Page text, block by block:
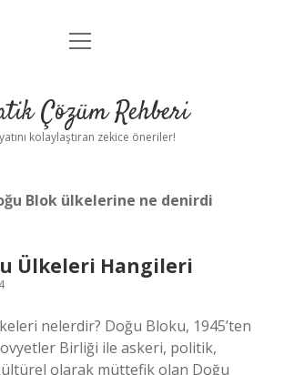
Anasayfa
Yasal Uyarı
menüyü
Çözüm Rehberi
kolaylaştıran zekice öneriler!
Blok ülkelerine ne denirdi
Ülkeleri Hangileri
nelerdir? Doğu Bloku, 1945’ten
Birliği ile askeri, politik,
olarak müttefik olan Doğu